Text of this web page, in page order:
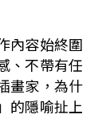
內容始終圍
、不帶有任
畫家，為什
的隱喻扯上